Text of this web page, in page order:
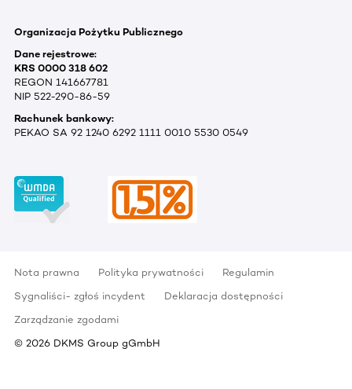
Organizacja Pożytku Publicznego
Dane rejestrowe:
KRS 0000 318 602
REGON 141667781
NIP 522-290-86-59
Rachunek bankowy:
PEKAO SA 92 1240 6292 1111 0010 5530 0549
Nota prawna Polityka prywatności
Regulamin
Sygnaliści- zgłoś incydent
Deklaracja dostępności
Zarządzanie zgodami
© 2026 DKMS Group gGmbH